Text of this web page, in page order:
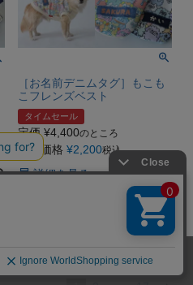
［お名前デニムタグ］もこも
こフレンズベスト
タイムセール
定価 ¥4,400のところ
販売価格 ¥2,200税込
詳細を見る
491件中 1-30件表示